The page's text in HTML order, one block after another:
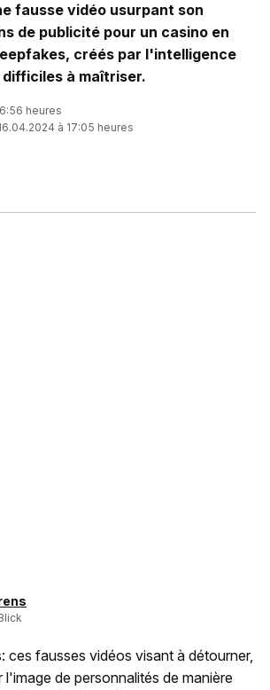
fausse vidéo usurpant son
de publicité pour un casino en
créés par l'intelligence
à maîtriser.
heures
à 17:05 heures
ces fausses vidéos visant à détourner,
l'image de personnalités de manière